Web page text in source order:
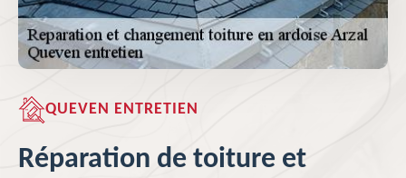
QUEVEN ENTRETIEN
Réparation de toiture et